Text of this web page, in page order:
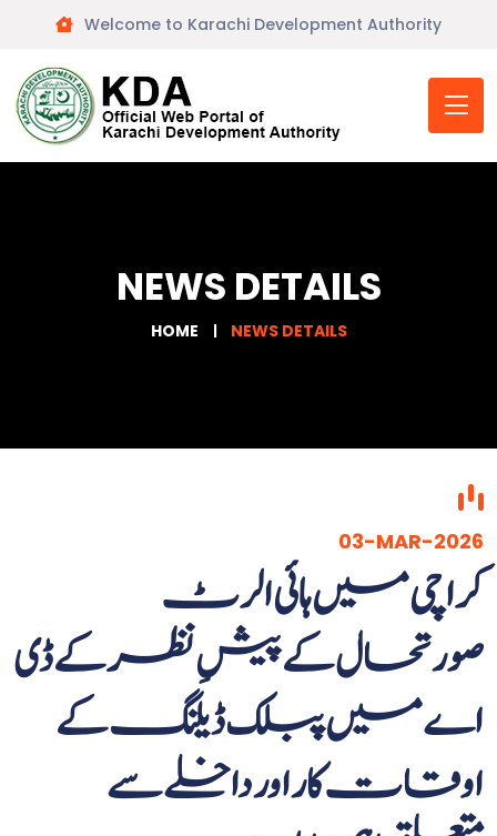
Welcome to Karachi Development Authority
NEWS DETAILS
HOME NEWS DETAILS
03-MAR-2026
کراچی میں ہائی الرٹ
صورتحال کے پیشِ نظر کے ڈی
اے میں پبلک ڈیلنگ کے
اوقات کار اور داخلے سے